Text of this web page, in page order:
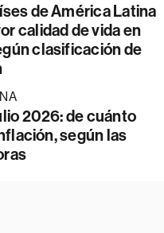
de América Latina
calidad de vida en
clasificación de
2026: de cuánto
según las